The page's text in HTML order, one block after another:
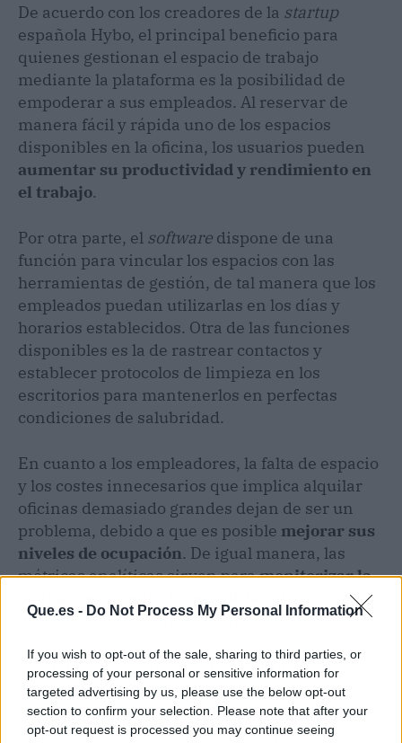
Que.es - Do Not Process My Personal Information
If you wish to opt-out of the sale, sharing to third parties, or
processing of your personal or sensitive information for
targeted advertising by us, please use the below opt-out
section to confirm your selection. Please note that after your
opt-out request is processed you may continue seeing
De acuerdo con los creadores de la startup
española Hybo, el principal beneficio para
quienes gestionan el espacio de trabajo
mediante la plataforma es la posibilidad de
empoderar a sus empleados. Al reservar de
manera fácil y rápida uno de los espacios
disponibles en la oficina, los usuarios pueden
aumentar su productividad y rendimiento en
el trabajo.
Por otra parte, el software dispone de una
función para vincular los espacios con las
herramientas de gestión, de tal manera que los
empleados puedan utilizarlas en los días y
horarios establecidos. Otra de las funciones
disponibles es la de rastrear contactos y
establecer protocolos de limpieza en los
escritorios para mantenerlos en perfectas
condiciones de salubridad.
En cuanto a los empleadores, la falta de espacio
y los costes innecesarios que implica alquilar
oficinas demasiado grandes dejan de ser un
problema, debido a que es posible mejorar sus
niveles de ocupación. De igual manera, las
métricas analíticas sirven paramonitorizar la
, con
la finalidad de medir el rendimiento.
En vista de las ventajas que garantiza la
plataforma innovadora Hybo, cada vez más
empresas a nivel mundial deciden contratar las
soluciones de lastartupespañola para adquirir